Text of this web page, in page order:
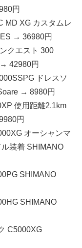
円
MD XG カスタムレ
→ 36980円
クエスト 300
42980円
ドレスソ
→ 8980円
使用距離2.1km
円
オーシャンマ
装着 SHIMANO
SHIMANO
SHIMANO
C5000XG